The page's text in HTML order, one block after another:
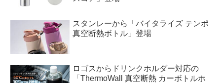
スタンレーから「バイタライズ テンポ
真空断熱ボトル」登場
ロゴスからドリンクホルダー対応の
「ThermoWall 真空断熱 カーボトルホ